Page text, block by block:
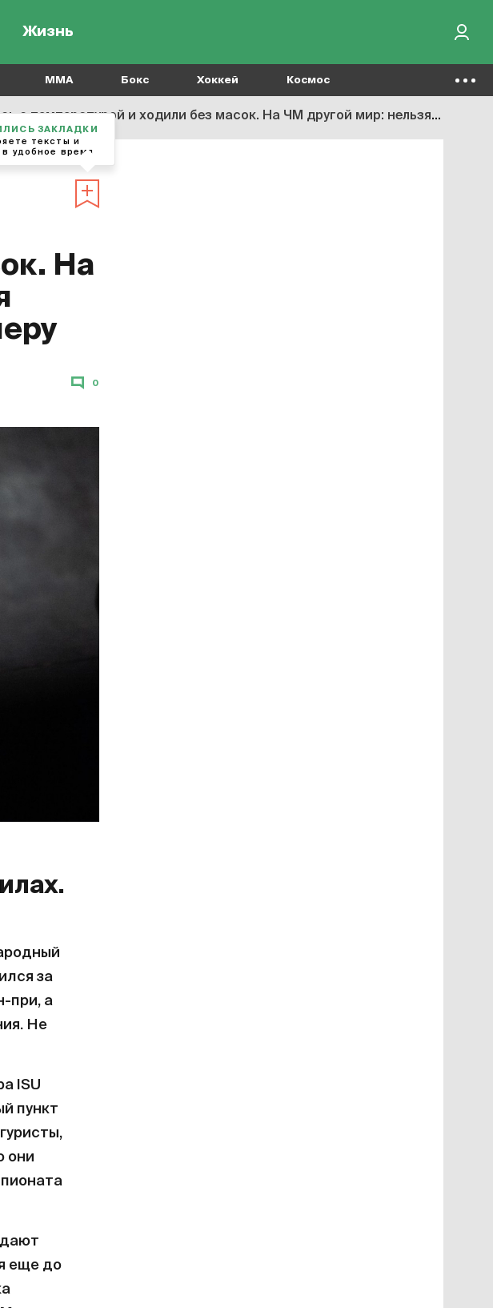
Жизнь
MMA Бокс Хоккей Космос
и ходили без масок. На ЧМ другой мир: нельзя касаться бортика или давать куртку тренеру
На
0
за
при, а
Не
ISU
пункт
они
еще до
ЗАКЛАДКИ
тексты и
удобное время